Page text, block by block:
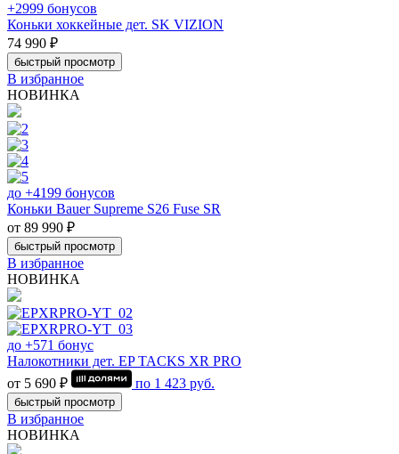
+2999 бонусов
Коньки хоккейные дет. SK VIZION
74 990 ₽
быстрый просмотр
В избранное
НОВИНКА
до +4199 бонусов
Коньки Bauer Supreme S26 Fuse SR
от 89 990 ₽
быстрый просмотр
В избранное
НОВИНКА
до +571 бонус
Налокотники дет. EP TACKS XR PRO
от 5 690 ₽
по 1 423 руб.
быстрый просмотр
В избранное
НОВИНКА